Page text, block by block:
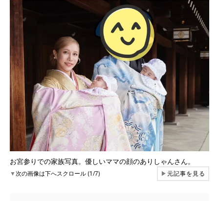
お宮参りでの家族写真。優しいママの顔のありしゃんさん。
▼次の画像は下へスクロール (1/7) ▶元記事を見る